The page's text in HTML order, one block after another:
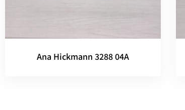
Ana Hickmann 3288 04A